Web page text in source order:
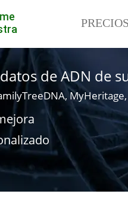
PRECIOS
de ADN de